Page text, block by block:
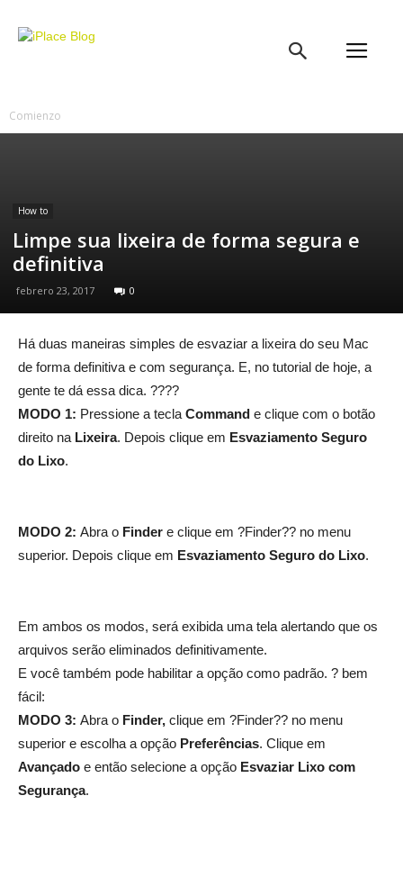
Comienzo
How to
Limpe sua lixeira de forma segura e
definitiva
febrero 23, 2017 0
Há duas maneiras simples de esvaziar a lixeira do seu Mac
de forma definitiva e com segurança. E, no tutorial de hoje, a
gente te dá essa dica. ????
MODO 1: Pressione a tecla Command e clique com o botão
direito na Lixeira. Depois clique em Esvaziamento Seguro
do Lixo.
MODO 2: Abra o Finder e clique em ?Finder?? no menu
superior. Depois clique em Esvaziamento Seguro do Lixo.
Em ambos os modos, será exibida uma tela alertando que os
arquivos serão eliminados definitivamente.
E você também pode habilitar a opção como padrão. ? bem
fácil:
MODO 3: Abra o Finder, clique em ?Finder?? no menu
superior e escolha a opção Preferências. Clique em
Avançado e então selecione a opção Esvaziar Lixo com
Segurança.